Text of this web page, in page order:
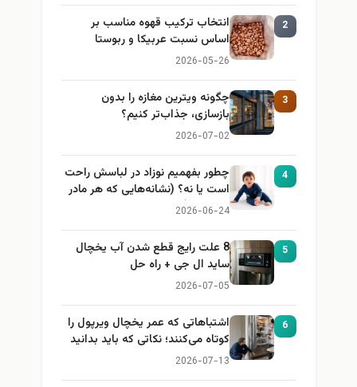
2
انتخاب ترکیب قهوه مناسب بر
اساس نسبت عربیکا و ربوستا
2026-05-26
3
چگونه ویترین مغازه را بدون
بازسازی، جذاب‌تر کنیم؟
2026-07-02
4
چطور بفهمیم نوزاد در لباسش راحت
است یا نه؟ (نشانه‌هایی که هر مادر
باید بداند)
2026-06-24
5
8 علت رایج قطع شدن آب یخچال
ساید ال جی + راه حل
2026-07-05
6
اشتباهاتی که عمر یخچال ویرپول را
کوتاه می‌کنند؛ نکاتی که باید بدانید
2026-07-13